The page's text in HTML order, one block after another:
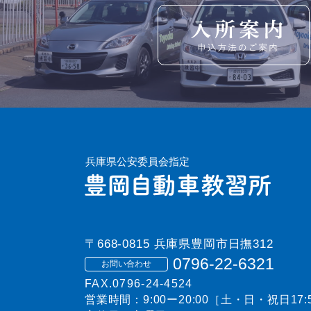
〒668-0815 兵庫県豊岡市日撫312
お問い合わせ 0796-22-6321
FAX.0796-24-4524
営業時間：9:00ー20:00［土・日・祝日